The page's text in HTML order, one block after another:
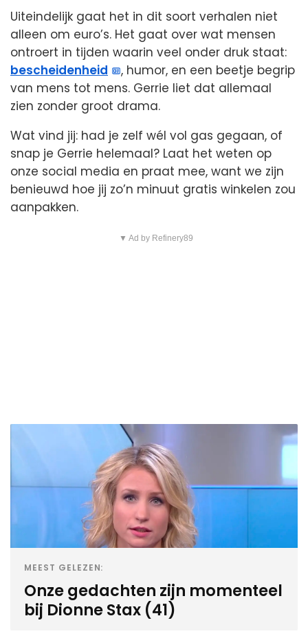
Uiteindelijk gaat het in dit soort verhalen niet
alleen om euro’s. Het gaat over wat mensen
ontroert in tijden waarin veel onder druk staat:
bescheidenheid
, humor, en een beetje begrip
van mens tot mens. Gerrie liet dat allemaal
zien zonder groot drama.
Wat vind jij: had je zelf wél vol gas gegaan, of
snap je Gerrie helemaal? Laat het weten op
onze social media en praat mee, want we zijn
benieuwd hoe jij zo’n minuut gratis winkelen zou
aanpakken.
▼ Ad by Refinery89
MEEST GELEZEN:
Onze gedachten zijn momenteel
bij Dionne Stax (41)